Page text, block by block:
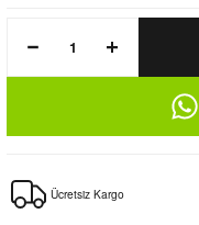
Ücretsiz Kargo